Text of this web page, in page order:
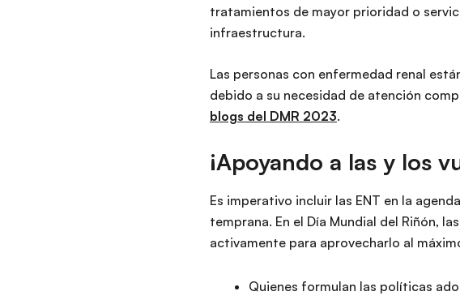
tratamientos de mayor prioridad o
infraestructura.
Las personas con enfermedad renal
debido a su necesidad de atención
blogs del DMR 2023.
¡Apoyando a las y los
Es imperativo incluir las ENT en la
temprana. En el Día Mundial del Riñón,
activamente para aprovecharlo al
Quienes formulan las políticas